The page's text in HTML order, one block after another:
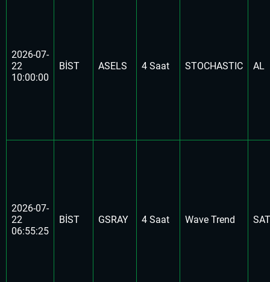
2026-07-
22
10:00:00
BİST ASELS 4 Saat STOCHASTIC AL
2026-07-
22
06:55:25
BİST GSRAY 4 Saat Wave Trend SAT